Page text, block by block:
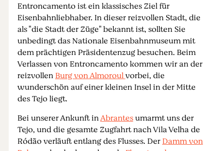
Entroncamento ist ein klassisches Ziel für
Eisenbahnliebhaber. In dieser reizvollen Stadt, die
als "die Stadt der Züge" bekannt ist, sollten Sie
unbedingt das Nationale Eisenbahnmuseum mit
dem prächtigen Präsidentenzug besuchen. Beim
Verlassen von Entroncamento kommen wir an der
reizvollenBurg von Almoroulvorbei, die
wunderschön auf einer kleinen Insel in der Mitte
des Tejo liegt.
Bei unserer Ankunft inAbrantesumarmt uns der
Tejo, und die gesamte Zugfahrt nach Vila Velha de
Ródão verläuft entlang des Flusses. DerDamm von